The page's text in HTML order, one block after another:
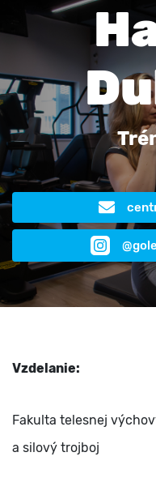
Vzdelanie:
Fakulta telesnej
a silový trojboj